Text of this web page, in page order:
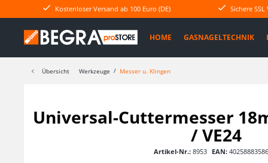
Kostenloser Versand ab 100 Euro (DE) Sichere
HOME GASNAGELTECHNIK
Übersicht Werkzeuge Messer u. Klingen
Universal-Cuttermesser
/ VE24
Artikel-Nr.: 8953 EAN: